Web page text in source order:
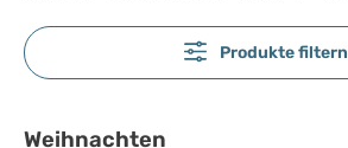
Produkte filtern
Weihnachten